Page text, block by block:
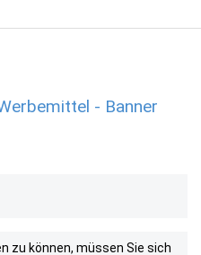
- Banner
zu können, müssen Sie sich